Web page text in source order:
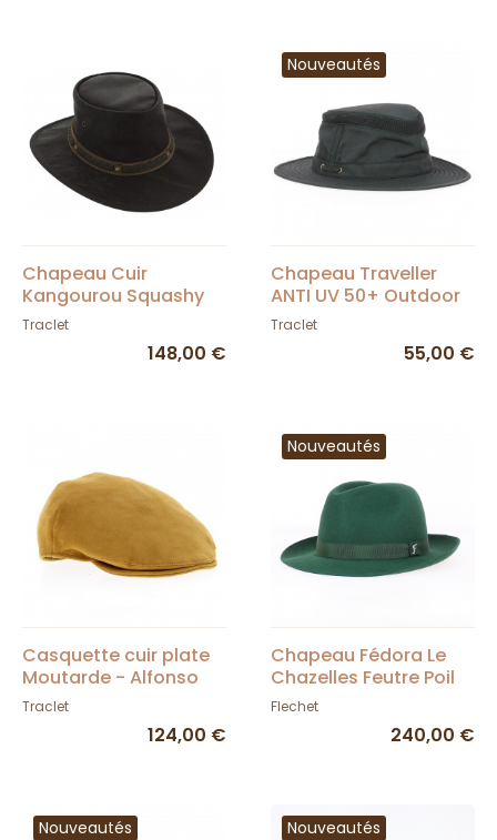
Chapeau Cuir
Kangourou Squashy
Noir - Barmah
Traclet
148,00 €
Nouveautés
Chapeau Traveller
ANTI UV 50+ Outdoor
Oshawa Marine-
Traclet
55,00 €
Casquette cuir plate
Moutarde - Alfonso
d'Este
Traclet
124,00 €
Nouveautés
Chapeau Fédora Le
Chazelles Feutre Poil
Vert - Fléchet
Flechet
240,00 €
Nouveautés Nouveautés